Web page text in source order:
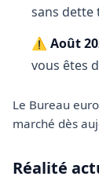
sans dette
⚠️ Août
vous êtes
Le Bureau
marché dès
Réalité